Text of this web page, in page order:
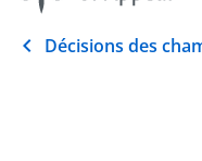
Décisions des